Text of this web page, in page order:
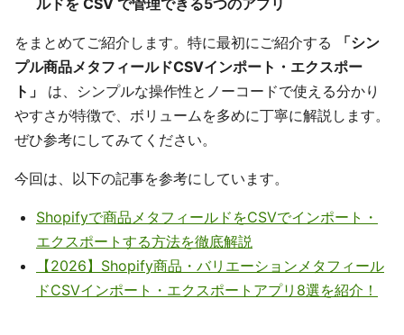
ルドを CSV で管理できる5つのアプリ
をまとめてご紹介します。特に最初にご紹介する
「シン
プル商品メタフィールドCSVインポート・エクスポー
ト」
は、シンプルな操作性とノーコードで使える分かり
やすさが特徴で、ボリュームを多めに丁寧に解説します。
ぜひ参考にしてみてください。
今回は、以下の記事を参考にしています。
Shopifyで商品メタフィールドをCSVでインポート・
エクスポートする方法を徹底解説
【2026】Shopify商品・バリエーションメタフィール
ドCSVインポート・エクスポートアプリ8選を紹介！